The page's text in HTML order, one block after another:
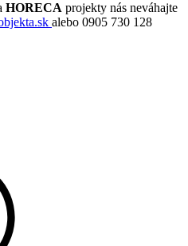
HORECA projekty nás neváhajte
alebo 0905 730 128